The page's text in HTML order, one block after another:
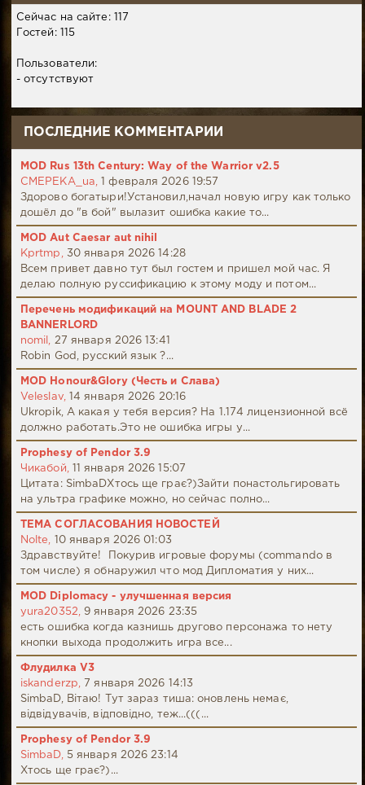
Сейчас на сайте: 117
Гостей: 115
Пользователи:
- отсутствуют
ПОСЛЕДНИЕ КОММЕНТАРИИ
MOD Rus 13th Century: Way of the Warrior v2.5
CMEPEKA_ua,
1 февраля 2026 19:57
Здорово богатыри!Установил,начал новую игру как только
дошёл до "в бой" вылазит ошибка какие то...
MOD Aut Caesar aut nihil
Kprtmp,
30 января 2026 14:28
Всем привет давно тут был гостем и пришел мой час. Я
делаю полную руссификацию к этому моду и потом...
Перечень модификаций на MOUNT AND BLADE 2
BANNERLORD
nomil,
27 января 2026 13:41
Robin God, русский язык ?...
MOD Honour&Glory (Честь и Слава)
Veleslav,
14 января 2026 20:16
Ukropik, А какая у тебя версия? На 1.174 лицензионной всё
должно работать.Это не ошибка игры у...
Prophesy of Pendor 3.9
Чикабой,
11 января 2026 15:07
Цитата: SimbaDХтось ще грає?)Зайти понастольгировать
на ультра графике можно, но сейчас полно...
ТЕМА СОГЛАСОВАНИЯ НОВОСТЕЙ
Nolte,
10 января 2026 01:03
Здравствуйте! Покурив игровые форумы (commando в
том числе) я обнаружил что мод Дипломатия у них...
MOD Diplomacy - улучшенная версия
yura20352,
9 января 2026 23:35
есть ошибка когда казнишь другово персонажа то нету
кнопки выхода продолжить игра все...
Флудилка V3
iskanderzp,
7 января 2026 14:13
SimbaD, Вітаю! Тут зараз тиша: оновлень немає,
відвідувачів, відповідно, теж...(((...
Prophesy of Pendor 3.9
SimbaD,
5 января 2026 23:14
Хтось ще грає?)...